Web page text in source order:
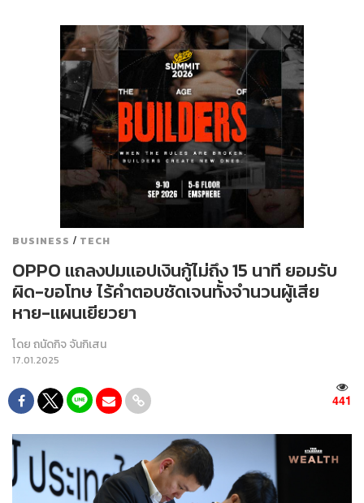
BUSINESS / TECH
OPPO แถลงปมแอปเงินกู้ไม่ถึง 15 นาที ยอมรับ
ผิด-ขอโทษ ไร้คำตอบชัดเจนทั้งจำนวนผู้เสีย
หาย-แผนเยียวยา
โดยถนัดกิจ จันกิเสน
17.01.2025
441